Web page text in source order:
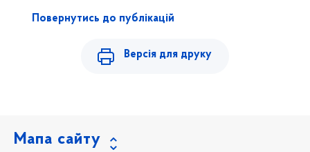
Повернутись до публікацій
Версія для друку
Мапа сайту